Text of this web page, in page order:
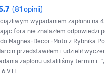
(81 opinii)
wypadaniem zapłonu na
fora nie znalazłem odpowiedzi
Magnes-Decor-Moto z
przedstawiłem i udzielił
zapłonu ustaliliśmy termin i...",
VTI